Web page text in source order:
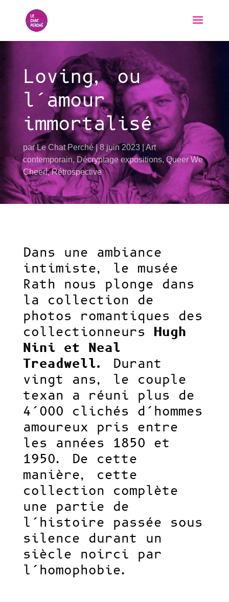
Loving, ou
l’amour
immortalisé
parLe Chat Perché 8 juin 2023
Art
contemporain, Décryptage expositions, Queer We
Cheer!,Rétrospective
Dans une ambiance
intimiste, le musée
Rath nous plonge dans
la collection de
photos romantiques des
collectionneurs Hugh
Nini et Neal
Treadwell.
Durant
vingt ans, le couple
texan a réuni plus de
4’000 clichés d’hommes
amoureux pris entre
les années 1850 et
1950. De cette
manière, cette
collection complète
une partie de
l’histoire passée sous
silence durant un
siècle noirci par
l’homophobie.